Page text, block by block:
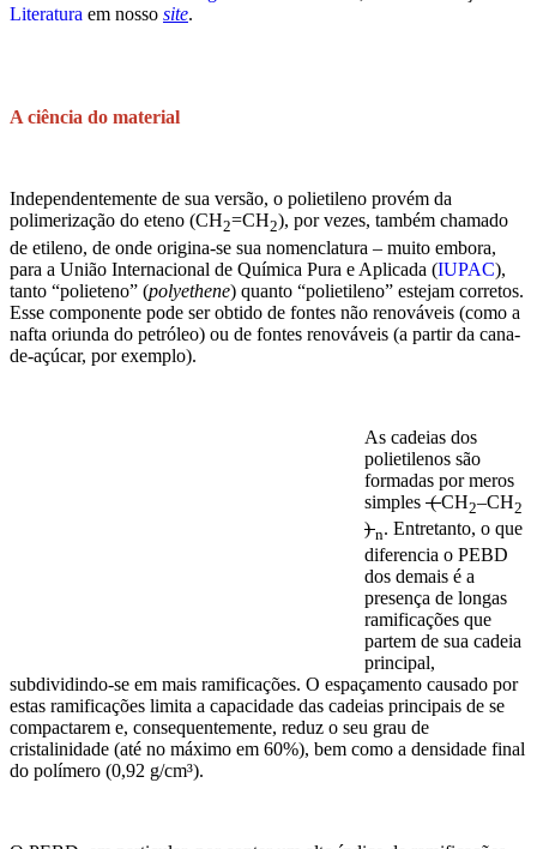
Literatura em nosso site.
A ciência do material
Independentemente de sua versão, o polietileno provém da
polimerização do eteno (CH2=CH2), por vezes, também chamado
de etileno, de onde origina-se sua nomenclatura – muito embora,
para a União Internacional de Química Pura e Aplicada (IUPAC),
tanto “polieteno” (polyethene) quanto “polietileno” estejam corretos.
Esse componente pode ser obtido de fontes não renováveis (como a
nafta oriunda do petróleo) ou de fontes renováveis (a partir da cana-
de-açúcar, por exemplo).
As cadeias dos
polietilenos são
formadas por meros
simples (CH2–CH2
)n. Entretanto, o que
diferencia o PEBD
dos demais é a
presença de longas
ramificações que
partem de sua cadeia
principal,
subdividindo-se em mais ramificações. O espaçamento causado por
estas ramificações limita a capacidade das cadeias principais de se
compactarem e, consequentemente, reduz o seu grau de
cristalinidade (até no máximo em 60%), bem como a densidade final
do polímero (0,92 g/cm³).